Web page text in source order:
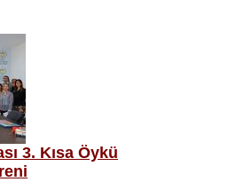
3. Kısa Öykü